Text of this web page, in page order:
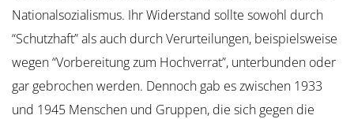
Nationalsozialismus. Ihr Widerstand sollte sowohl durch
“Schutzhaft” als auch durch Verurteilungen, beispielsweise
wegen “Vorbereitung zum Hochverrat”, unterbunden oder
gar gebrochen werden. Dennoch gab es zwischen 1933
und 1945 Menschen und Gruppen, die sich gegen die